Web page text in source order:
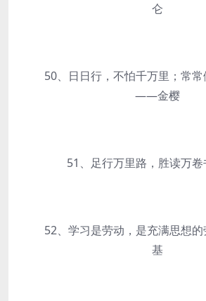
仑
50、日日行，不怕千万里；常常
——金樱
51、足行万里路，胜读万
52、学习是劳动，是充满思想
基